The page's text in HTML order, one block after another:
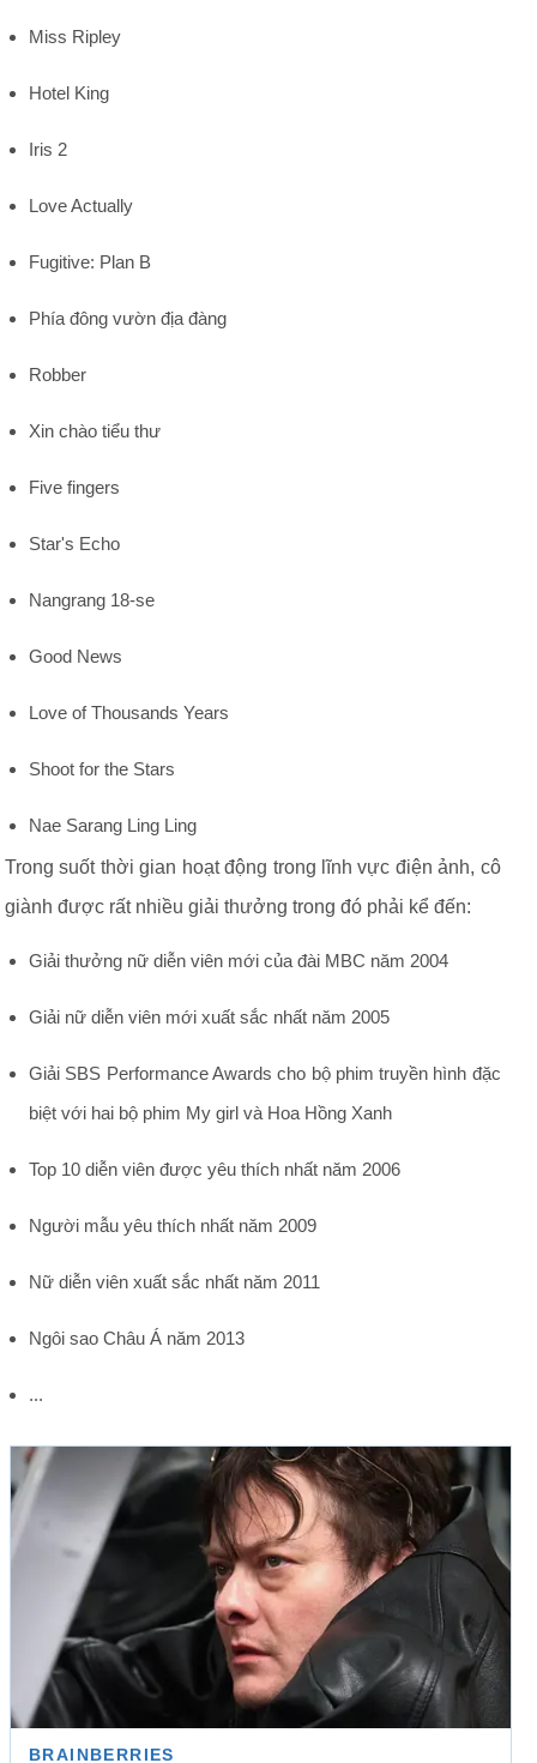
Miss Ripley
Hotel King
Iris 2
Love Actually
Fugitive: Plan B
Phía đông vườn địa đàng
Robber
Xin chào tiểu thư
Five fingers
Star's Echo
Nangrang 18-se
Good News
Love of Thousands Years
Shoot for the Stars
Nae Sarang Ling Ling
Trong suốt thời gian hoạt động trong lĩnh vực điện ảnh, cô
giành được rất nhiều giải thưởng trong đó phải kể đến:
Giải thưởng nữ diễn viên mới của đài MBC năm 2004
Giải nữ diễn viên mới xuất sắc nhất năm 2005
Giải SBS Performance Awards cho bộ phim truyền hình đặc
biệt với hai bộ phim My girl và Hoa Hồng Xanh
Top 10 diễn viên được yêu thích nhất năm 2006
Người mẫu yêu thích nhất năm 2009
Nữ diễn viên xuất sắc nhất năm 2011
Ngôi sao Châu Á năm 2013
...